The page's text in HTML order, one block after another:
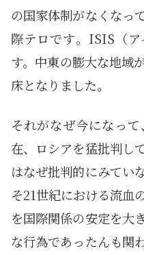
の国家体制がなくなっ
際テロです。ISIS（
す。中東の膨大な地域
床となりました。
それがなぜ今になっ
在、ロシアを猛批判し
はなぜ批判的にみて
そ21世紀における流血
を国際関係の安定を大
な行為であったんも関